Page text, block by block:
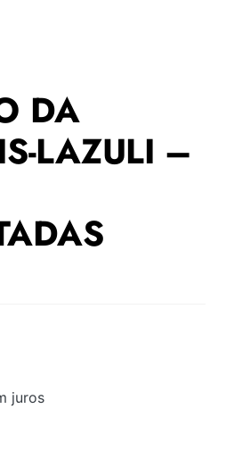
DA
LAZULI –
juros